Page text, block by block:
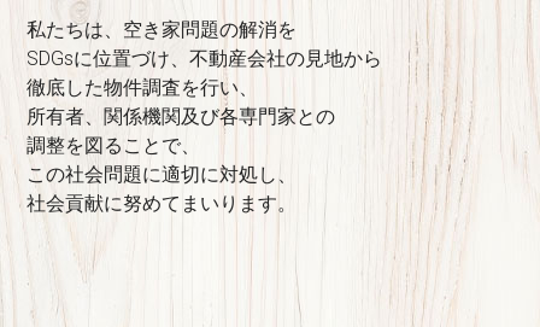
私たちは、空き家問題の解消を
SDGsに位置づけ、不動産会社の見地から
徹底した物件調査を行い、
所有者、関係機関及び各専門家との
調整を図ることで、
この社会問題に適切に対処し、
社会貢献に努めてまいります。